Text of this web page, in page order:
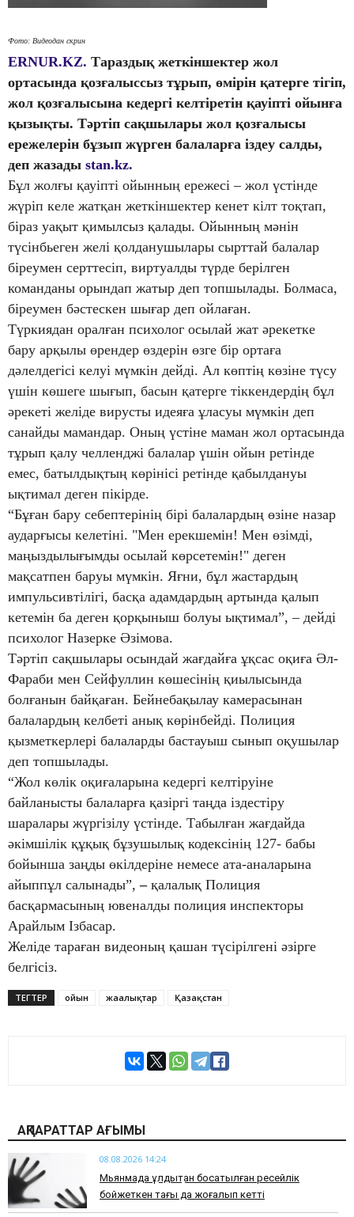
Фото: Видеодан скрин
ERNUR.KZ. Тараздық жеткіншектер жол
ортасында қозғалыссыз тұрып, өмірін қатерге тігіп,
жол қозғалысына кедергі келтіретін қауіпті ойынға
қызықты. Тәртіп сақшылары жол қозғалысы
ережелерін бұзып жүрген балаларға іздеу салды,
деп жазады stan.kz.
Бұл жолғы қауіпті ойынның ережесі – жол үстінде
жүріп келе жатқан жеткіншектер кенет кілт тоқтап,
біраз уақыт қимылсыз қалады. Ойынның мәнін
түсінбьеген желі қолданушылары сырттай балалар
біреумен серттесіп, виртуалды түрде берілген
команданы орындап жатыр деп топшылады. Болмаса,
біреумен бәстескен шығар деп ойлаған.
Түркиядан оралған психолог осылай жат әрекетке
бару арқылы өрендер өздерін өзге бір ортаға
дәлелдегісі келуі мүмкін дейді. Ал көптің көзіне түсу
үшін көшеге шығып, басын қатерге тіккендердің бұл
әрекеті желіде вирусты идеяға ұласуы мүмкін деп
санайды мамандар. Оның үстіне маман жол ортасында
тұрып қалу челленджі балалар үшін ойын ретінде
емес, батылдықтың көрінісі ретінде қабылдануы
ықтимал деген пікірде.
“Бұған бару себептерінің бірі балалардың өзіне назар
аударғысы келетіні. "Мен ерекшемін! Мен өзімді,
маңыздылығымды осылай көрсетемін!" деген
мақсатпен баруы мүмкін. Яғни, бұл жастардың
импульсивтілігі, басқа адамдардың артында қалып
кетемін ба деген қорқыныш болуы ықтимал”, – дейді
психолог Назерке Әзімова.
Тәртіп сақшылары осындай жағдайға ұқсас оқиға Әл-
Фараби мен Сейфуллин көшесінің қиылысында
болғанын байқаған. Бейнебақылау камерасынан
балалардың келбеті анық көрінбейді. Полиция
қызметкерлері балаларды бастауыш сынып оқушылар
деп топшылады.
“Жол көлік оқиғаларына кедергі келтіруіне
байланысты балаларға қазіргі таңда іздестіру
шаралары жүргізілу үстінде. Табылған жағдайда
әкімшілік құқық бұзушылық кодексінің 127- бабы
бойынша заңды өкілдеріне немесе ата-аналарына
айыппұл салынады”,– қалалық Полиция
басқармасының ювеналды полиция инспекторы
Арайлым Ізбасар.
Желіде тараған видеоның қашан түсірілгені әзірге
белгісіз.
ТЕГТЕР ойын жаңалықтар Қазақстан
АҚПАРАТТАР АҒЫМЫ
08.08.2026 14:24
Мьянмада құлдықтан босатылған ресейлік
бойжеткен тағы да жоғалып кетті